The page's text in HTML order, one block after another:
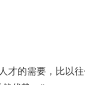
才的需要，比以